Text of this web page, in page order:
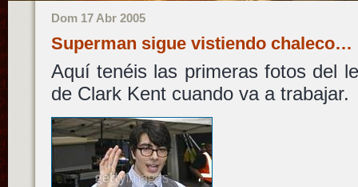
Dom 17 Abr 2005
Superman sigue vistiendo chaleco…
Aquí tenéis las primeras fotos del
de Clark Kent cuando va a trabajar.